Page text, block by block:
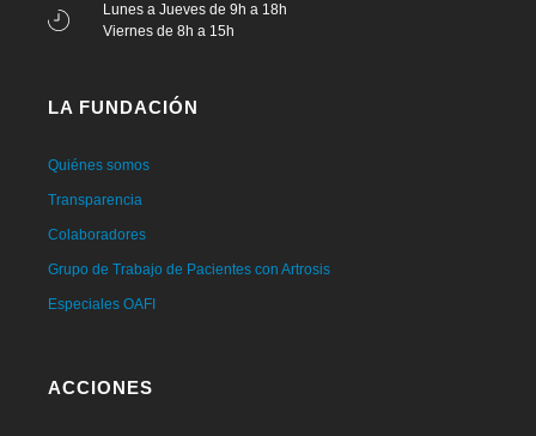
Lunes a Jueves de 9h a 18h
Viernes de 8h a 15h
LA FUNDACIÓN
Quiénes somos
Transparencia
Colaboradores
Grupo de Trabajo de Pacientes con Artrosis
Especiales OAFI
ACCIONES